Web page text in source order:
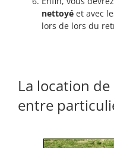
nettoyé et avec
lors de lors du
La location
entre